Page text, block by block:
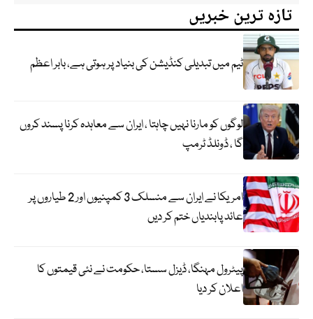
تازہ ترین خبریں
ٹیم میں تبدیلی کنڈیشن کی بنیاد پر ہوتی ہے، بابر اعظم
لوگوں کو مارنا نہیں چاہتا ، ایران سے معاہدہ کرنا پسند کروں
گا ، ڈونلڈ ٹرمپ
امریکا نے ایران سے منسلک 3 کمپنیوں اور 2 طیاروں پر
عائد پابندیاں ختم کر دیں
پیٹرول مہنگا، ڈیزل سستا، حکومت نے نئی قیمتوں کا
اعلان کر دیا